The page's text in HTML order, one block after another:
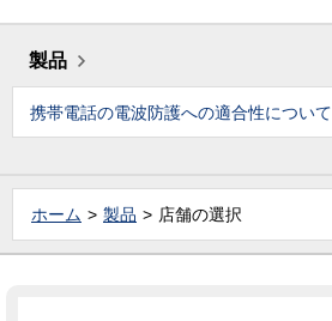
製品
携帯電話の電波防護への適合性について
ホーム 製品 店舗の選択